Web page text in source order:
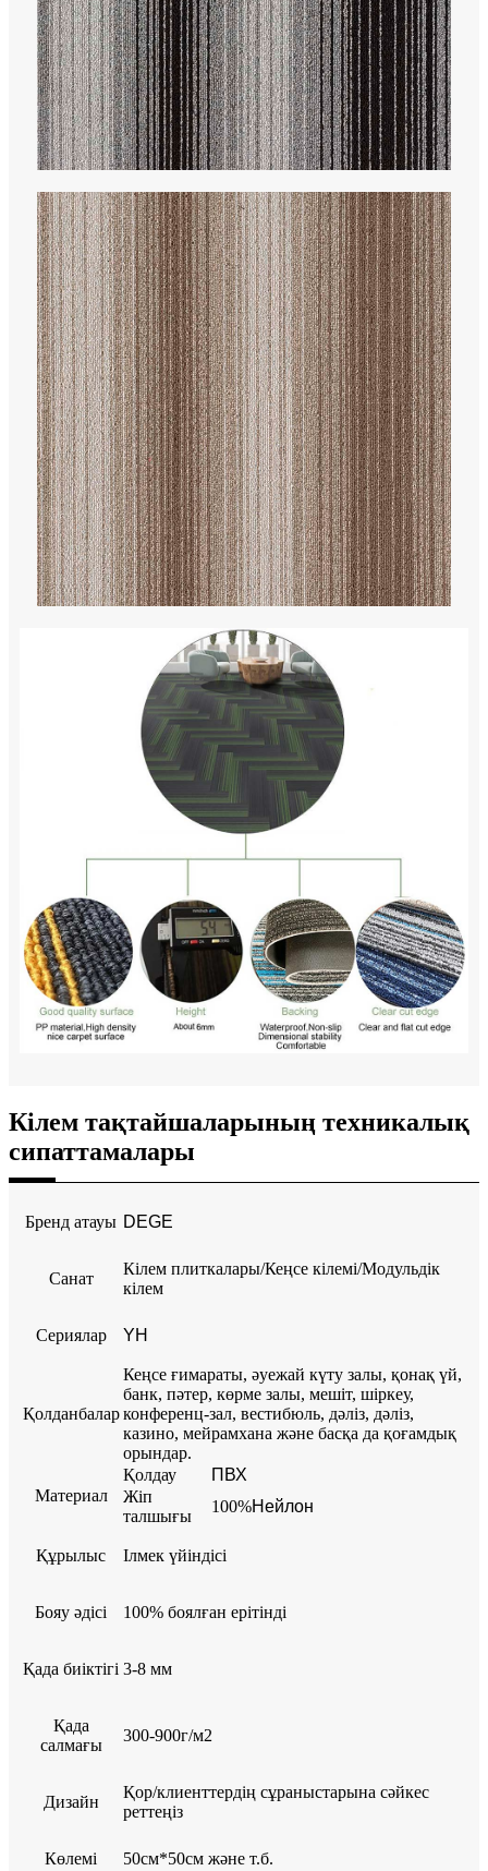
Кілем тақтайшаларының техникалық
сипаттамалары
Бренд атауы DEGE
Санат
Кілем плиткалары/Кеңсе кілемі/Модульдік
кілем
Сериялар YH
Қолданбалар
Кеңсе ғимараты, әуежай күту залы, қонақ үй,
банк, пәтер, көрме залы, мешіт, шіркеу,
конференц-зал, вестибюль, дәліз, дәліз,
казино, мейрамхана және басқа да қоғамдық
орындар.
Материал
Қолдау
ПВХ
Жіп
талшығы
100%Нейлон
Құрылыс Ілмек үйіндісі
Бояу әдісі 100% боялған ерітінді
Қада биіктігі 3-8 мм
Қада
салмағы
300-900г/м2
Дизайн
Қор/клиенттердің сұраныстарына сәйкес
реттеңіз
Көлемі 50см*50см және т.б.